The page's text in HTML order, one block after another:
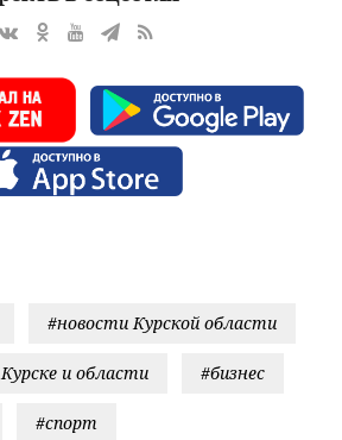
#новости Курской области
и области #бизнес
#спорт